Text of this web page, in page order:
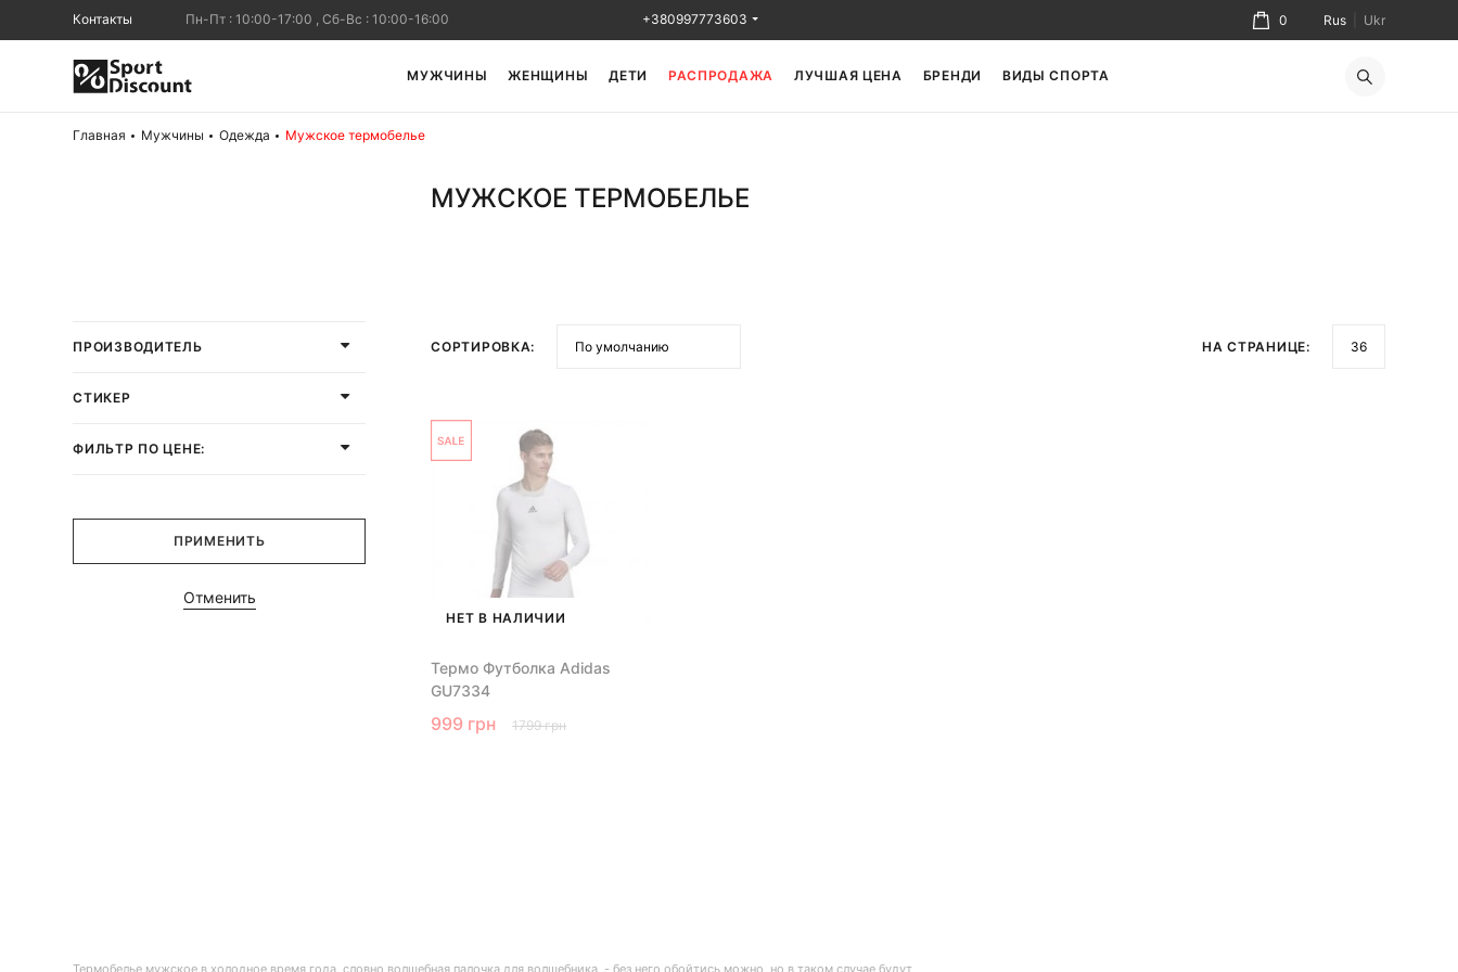
МУЖЧИНЫ ЖЕНЩИНЫ ДЕТИ РАСПРОДАЖА ЛУЧШАЯ ЦЕНА БРЕНДИ ВИДЫ СПОРТА
+380997773603
Контакты Пн-Пт : 10:00-17:00 , Сб-Вс : 10:00-16:00 0 Rus Ukr
Главная Мужчины Одежда Мужское термобелье
МУЖСКОЕ ТЕРМОБЕЛЬЕ
ПРОИЗВОДИТЕЛЬ
СТИКЕР
ФИЛЬТР ПО ЦЕНЕ:
ПРИМЕНИТЬ
Отменить
СОРТИРОВКА: НА СТРАНИЦЕ:
НЕТ В НАЛИЧИИ
Термо Футболка Adidas
GU7334
999 грн 1799 грн
Термобелье мужское в холодное время года, словно волшебная палочка для волшебника, - без него обойтись можно, но в таком случае будут